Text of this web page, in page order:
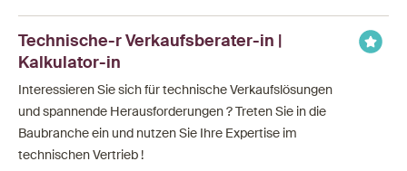
Technische-r Verkaufsberater-in |
Kalkulator-in
Interessieren Sie sich für technische Verkaufslösungen
und spannende Herausforderungen ? Treten Sie in die
Baubranche ein und nutzen Sie Ihre Expertise im
technischen Vertrieb !